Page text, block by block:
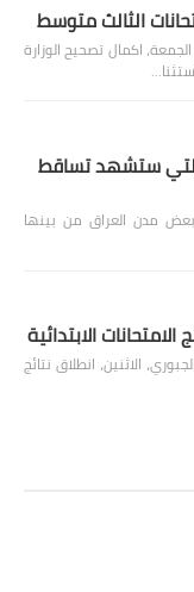
الثالث متوسط
اكمال تصحيح الوزارة
التي ستشهد تساقط
مدن العراق من بينها
الابتدائية
الاثنين، انطلاق نتائج